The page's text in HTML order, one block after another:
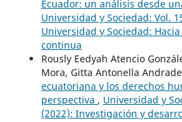
Ecuador: un análisis desde
Universidad y Sociedad: Vol.
Universidad y Sociedad:
continua
Rously Eedyah Atencio
Mora, Gitta Antonella
ecuatoriana y los derechos
perspectiva , Universidad y
(2022): Investigación y